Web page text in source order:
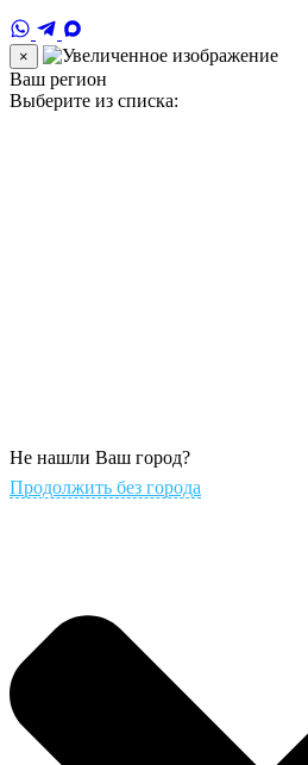
×
Ваш регион
Выберите из списка:
Не нашли Ваш город?
Продолжить без города